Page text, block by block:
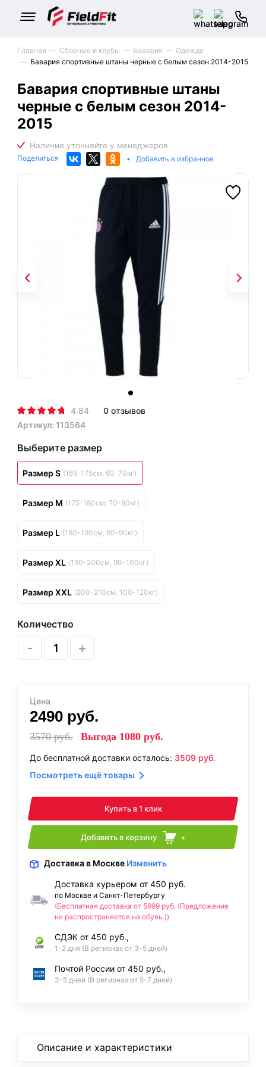
Главная Сборные и клубы Бавария
Одежда
Бавария спортивные штаны черные с белым сезон 2014-2015
Бавария спортивные штаны
черные с белым сезон 2014-
2015
Поделиться • Добавить в избранное
4.84
0 отзывов
Артикул: 113564
Выберите размер
Размер S (165-175см, 60-70кг)
Размер M (175-180см, 70-80кг)
Размер L (180-190см, 80-90кг)
Размер XL (190-200см, 90-100кг)
Размер XXL (200-210см, 100-120кг)
Количество
- +
Цена
2490 руб.
3570руб. Выгода 1080 руб.
До бесплатной доставки осталось: 3509 руб.
Посмотреть ещё товары
Купить в 1 клик
Добавить в корзину +
Доставка в Москве Изменить
Доставка курьером от 450 руб.
по Москве и Санкт-Петербургу
(Бесплатная доставка от 5999 руб. (Предложение
не распространяется на обувь.))
СДЭК от 450 руб.,
1-2 дня (В регионах от 3-5 дней)
Почтой России от 450 руб.,
3-5 дней (В регионах от 5-7 дней)
Описание и характеристики